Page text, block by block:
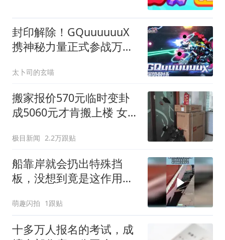
封印解除！GQuuuuuuX
携神秘力量正式参战万代
太卜司的玄喵
搬家报价570元临时变卦
成5060元才肯搬上楼 女子
极目新闻 2.2万跟贴
船靠岸就会扔出特殊挡
板，没想到竟是这作用，
萌趣闪拍 1跟贴
十多万人报名的考试，成